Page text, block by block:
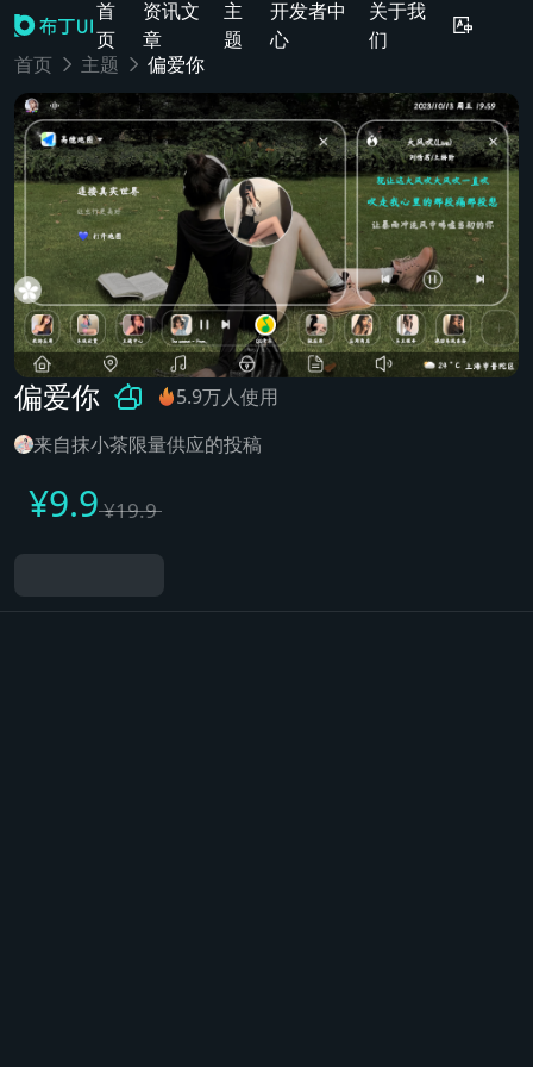
首
页
资讯文
章
主
题
开发者中
心
关于我
们
首页
主题 偏爱你
偏爱你
5.9万人使用
来自抹小茶限量供应的投稿
¥9.9¥19.9